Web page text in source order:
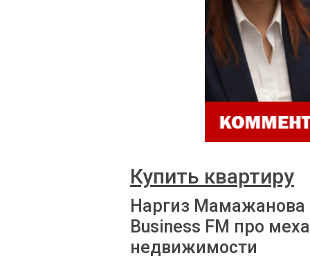
Купить квартиру
Наргиз Мамажанова
Business FM про
недвижимости